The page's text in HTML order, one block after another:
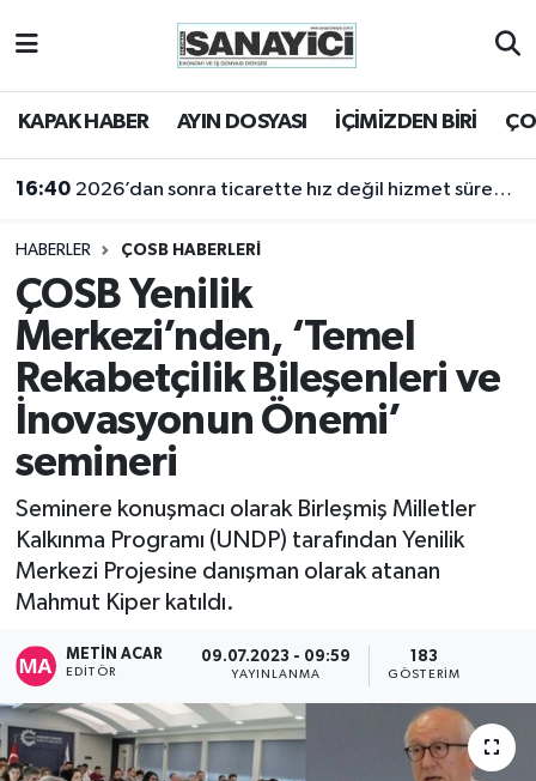
KAPAK HABER AYIN DOSYASI İÇİMİZDEN BİRİ
16:40 2026’dan sonra ticarette hız değil hizmet sürekliliği öne çıkacak
HABERLER ÇOSB HABERLERİ
ÇOSB Yenilik
Merkezi’nden, ‘Temel
Rekabetçilik Bileşenleri ve
İnovasyonun Önemi’
semineri
Seminere konuşmacı olarak Birleşmiş Milletler
Kalkınma Programı (UNDP) tarafından Yenilik
Merkezi Projesine danışman olarak atanan
Mahmut Kiper katıldı.
METIN ACAR
EDITÖR
09.07.2023 - 09:59
YAYINLANMA
183
GÖSTERIM
Tekirdağ Nöbetçi Eczaneler
Tekirdağ Trafik Yoğunluk Haritası
Süper Lig Puan Durumu ve Fikstür
Tüm Manşetler
Son Dakika Haberleri
Haber Arşivi